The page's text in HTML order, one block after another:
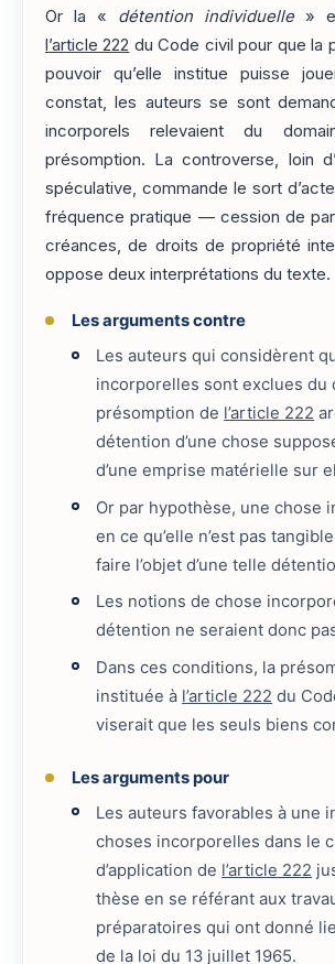
Or la « détention individuelle»
l’article 222 du Code civil pour que la
pouvoir qu’elle institue puisse
constat, les auteurs se sont
incorporels relevaient du
présomption. La controverse, loin
spéculative, commande le sort
fréquence pratique — cession de
créances, de droits de propriété
oppose deux interprétations du texte.
Les arguments contre
Les auteurs qui considèrent
incorporelles sont exclues du
présomption de l’article 222
détention d’une chose
d’une emprise matérielle sur
Or par hypothèse, une chose
en ce qu’elle n’est pas
faire l’objet d’une telle
Les notions de chose
détention ne seraient donc
Dans ces conditions, la
instituée à l’article 222 du
viserait que les seuls biens
Les arguments pour
Les auteurs favorables à une
choses incorporelles dans le
d’application de l’article 222
thèse en se référant aux
préparatoires qui ont donné
de la loi du 13 juillet 1965.